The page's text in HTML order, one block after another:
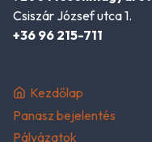
Csiszár József utca 1.
+36 96 215-711
Kezdőlap
Panasz bejelentés
Pályázatok